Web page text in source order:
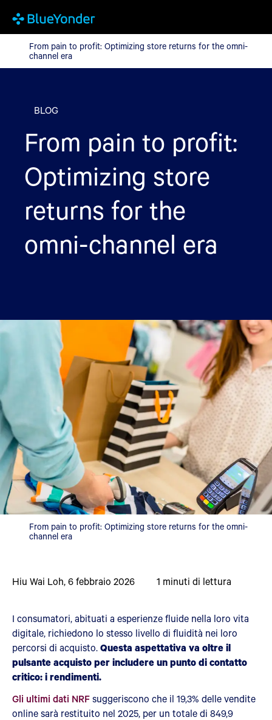
From pain to profit: Optimizing store returns for the omni-
From pain to profit: Optimizing store returns for the omni-
channel era
BLOG
From pain to profit:
Optimizing store
returns for the
omni-channel era
From pain to profit: Optimizing store returns for the omni-
channel era
Hiu Wai Loh,6 febbraio 2026 1 minuti di lettura
I consumatori, abituati a esperienze fluide nella loro vita
digitale, richiedono lo stesso livello di fluidità nei loro
percorsi di acquisto.Questa aspettativa va oltre il
pulsante acquisto per includere un punto di contatto
critico: i rendimenti.
Gli ultimi dati NRFsuggeriscono che il 19,3% delle vendite
online sarà restituito nel 2025, per un totale di 849,9